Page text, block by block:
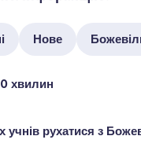
Нове
хвилин
учнів рухатися з